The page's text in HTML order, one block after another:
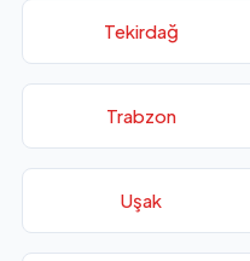
Tekirdağ
Trabzon
Uşak